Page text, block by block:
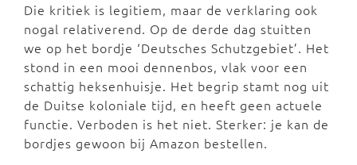
Die kritiek is legitiem, maar de verklaring ook
nogal relativerend. Op de derde dag stuitten
we op het bordje ‘Deutsches Schutzgebiet’. Het
stond in een mooi dennenbos, vlak voor een
schattig heksenhuisje. Het begrip stamt nog uit
de Duitse koloniale tijd, en heeft geen actuele
functie. Verboden is het niet. Sterker: je kan de
bordjes gewoon bij Amazon bestellen.